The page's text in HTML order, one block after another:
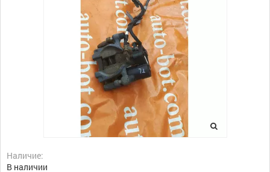
Наличие:
В наличии